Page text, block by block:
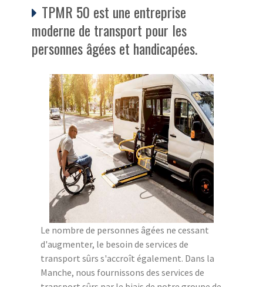
TPMR 50 est une entreprise
moderne de transport pour les
personnes âgées et handicapées.
Le nombre de personnes âgées ne cessant
d'augmenter, le besoin de services de
transport sûrs s'accroît également. Dans la
Manche, nous fournissons des services de